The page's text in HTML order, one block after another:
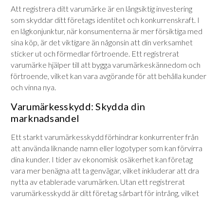
Att registrera ditt varumärke är en långsiktig investering
som skyddar ditt företags identitet och konkurrenskraft. I
en lågkonjunktur, när konsumenterna är mer försiktiga med
sina köp, är det viktigare än någonsin att din verksamhet
sticker ut och förmedlar förtroende. Ett registrerat
varumärke hjälper till att bygga varumärkeskännedom och
förtroende, vilket kan vara avgörande för att behålla kunder
och vinna nya.
Varumärkesskydd: Skydda din
marknadsandel
Ett starkt varumärkesskydd förhindrar konkurrenter från
att använda liknande namn eller logotyper som kan förvirra
dina kunder. I tider av ekonomisk osäkerhet kan företag
vara mer benägna att ta genvägar, vilket inkluderar att dra
nytta av etablerade varumärken. Utan ett registrerat
varumärkesskydd är ditt företag sårbart för intrång, vilket